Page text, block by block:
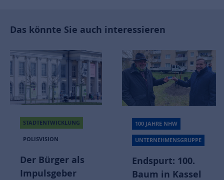
Das könnte Sie auch interessieren
STADTENTWICKLUNG
POLISVISION
Der Bürger als
Impulsgeber
100 JAHRE NHW
UNTERNEHMENSGRUPPE
Endspurt: 100.
Baum in Kassel